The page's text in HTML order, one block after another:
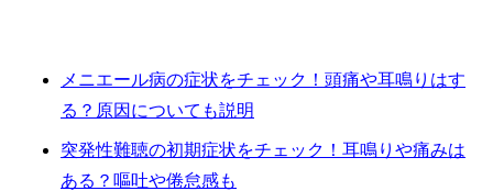
メニエール病の症状をチェック！頭痛や耳鳴りはす
る？原因についても説明
突発性難聴の初期症状をチェック！耳鳴りや痛みは
ある？嘔吐や倦怠感も